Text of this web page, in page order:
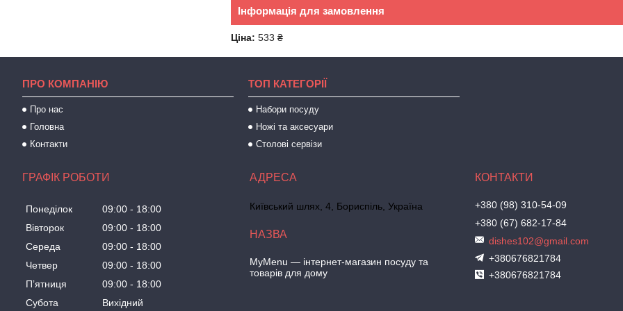
Інформація для замовлення
Ціна: 533 ₴
ПРО КОМПАНІЮ
Про нас
Головна
Контакти
ТОП КАТЕГОРІЇ
Набори посуду
Ножі та аксесуари
Столові сервізи
ГРАФІК РОБОТИ
Понеділок 09:00
18:00
Вівторок
09:00
18:00
Середа
09:00
18:00
Четвер
09:00
18:00
Пʼятниця
09:00
18:00
Субота
Вихідний
Київський шлях, 4, Бориспіль, Україна
MyMenu — інтернет-магазин посуду та
товарів для дому
+380 (98) 310-54-09
+380 (67) 682-17-84
dishes102@gmail.com
+380676821784
+380676821784